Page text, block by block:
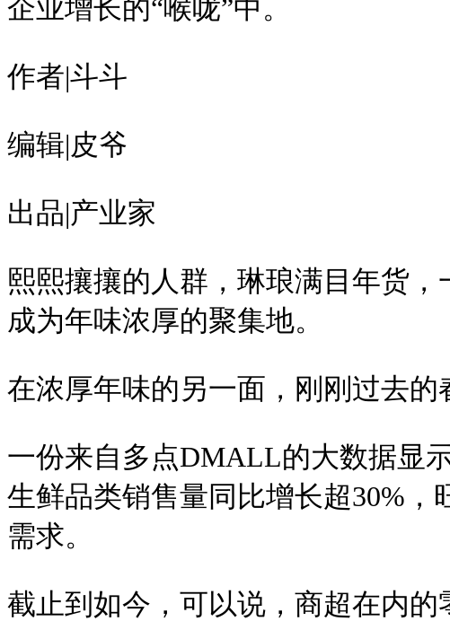
企业增长的“喉咙”中。
作者|斗斗
编辑|皮爷
出品|产业家
熙熙攘攘的人群，琳琅满目年货
成为年味浓厚的聚集地。
在浓厚年味的另一面，刚刚过去的
一份来自多点DMALL的大数据显
生鲜品类销售量同比增长超30%
需求。
截止到如今，可以说，商超在内